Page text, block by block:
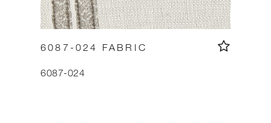
6087-024 FABRIC
6087-024